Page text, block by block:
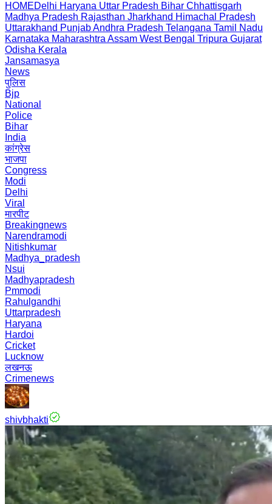
HOMEDelhi Haryana Uttar Pradesh Bihar Chhattisgarh
Madhya Pradesh Rajasthan Jharkhand Himachal Pradesh
Uttarakhand PunjabAndhra Pradesh Telangana Tamil Nadu
Karnataka Maharashtra Assam West Bengal Tripura Gujarat
Odisha Kerala
Jansamasya
News
पुलिस
Bjp
National
Police
Bihar
India
कांग्रेस
भाजपा
Congress
Modi
Delhi
Viral
मारपीट
Breakingnews
Narendramodi
Nitishkumar
Madhya_pradesh
Nsui
Madhyapradesh
Pmmodi
Rahulgandhi
Uttarpradesh
Haryana
Hardoi
Cricket
Lucknow
लखनऊ
Crimenews
shivbhakti